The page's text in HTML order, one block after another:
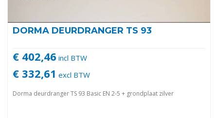
DORMA DEURDRANGER TS 93
€ 402,46 incl BTW
€ 332,61 excl BTW
Dorma deurdranger TS 93 Basic EN 2-5 + grondplaat zilver